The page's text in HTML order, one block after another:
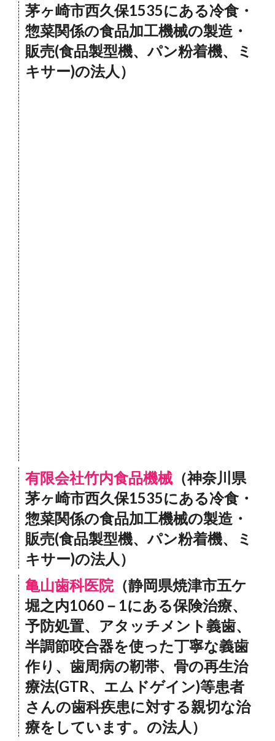
茅ヶ崎市西久保1535にある冷食・
惣菜関係の食品加工機械の製造・
販売(食品製型機、パン粉着機、ミ
キサー)の法人）
有限会社竹内食品機械 （神奈川県
茅ヶ崎市西久保1535にある冷食・
惣菜関係の食品加工機械の製造・
販売(食品製型機、パン粉着機、ミ
キサー)の法人）
亀山歯科医院（静岡県焼津市五ケ
堀之内1060－1にある保険治療、
予防処置、アタッチメント義歯、
半調節咬合器を使った丁寧な義歯
作り、歯周病の靭帯、骨の再生治
療法(GTR、エムドゲイン)等患者
さんの歯科疾患に対する親切な治
療をしています。の法人）